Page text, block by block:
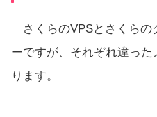
さくらのVPSとさくらの
ーですが、それぞれ違っ
ります。